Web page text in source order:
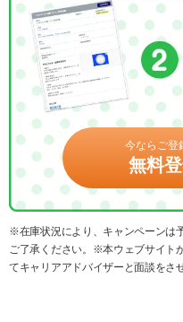
今ならご登
無料
※在庫状況により、キャンペーンは
ご了承ください。※本ウェブサイト
てキャリアアドバイザーと面談をさ